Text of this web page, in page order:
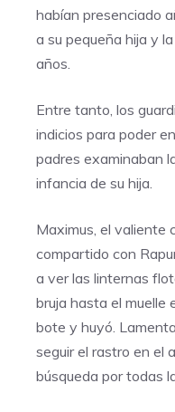
habían presenciado
a su pequeña hija y
años.
Entre tanto, los
indicios para poder
padres examinaban
infancia de su hija.
Maximus, el valiente
compartido con
a ver las linternas
bruja hasta el muelle
bote y huyó.
seguir el rastro en el
búsqueda por todas